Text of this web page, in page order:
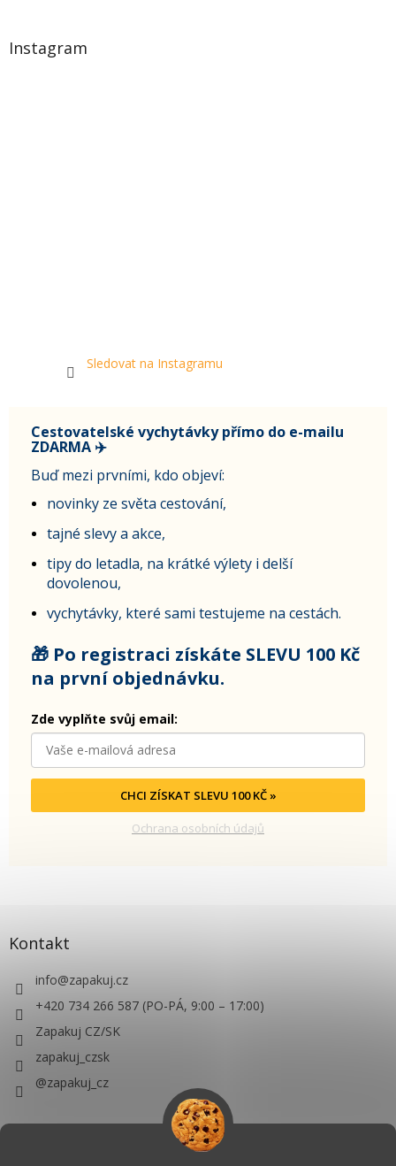
Instagram
Sledovat na Instagramu
Cestovatelské vychytávky přímo do e-mailu
ZDARMA ✈️
Buď mezi prvními, kdo objeví:
novinky ze světa cestování,
tajné slevy a akce,
tipy do letadla, na krátké výlety i delší
dovolenou,
vychytávky, které sami testujeme na cestách.
🎁 Po registraci získáte SLEVU 100 Kč
na první objednávku.
Zde vyplňte svůj email:
CHCI ZÍSKAT SLEVU 100 KČ »
Ochrana osobních údajů
Kontakt
info@zapakuj.cz
+420 734 266 587 (PO-PÁ, 9:00 – 17:00)
Zapakuj CZ/SK
zapakuj_czsk
@zapakuj_cz